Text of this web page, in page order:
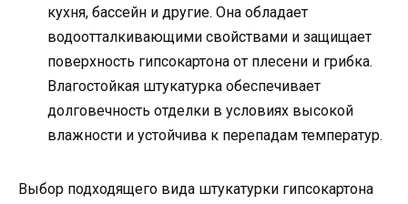
кухня, бассейн и другие. Она обладает
водоотталкивающими свойствами и защищает
поверхность гипсокартона от плесени и грибка.
Влагостойкая штукатурка обеспечивает
долговечность отделки в условиях высокой
влажности и устойчива к перепадам температур.
Выбор подходящего вида штукатурки гипсокартона